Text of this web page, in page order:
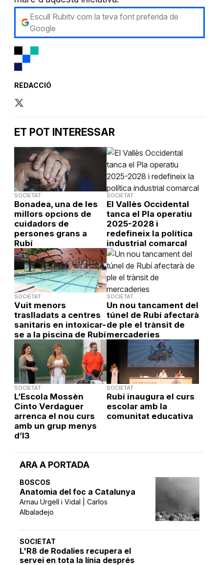
ARA A PORTADA
BOSCOS
Anatomia del foc a Catalunya
Arnau Urgell i Vidal | Carlos
Albaladejo
SOCIETAT
L'R8 de Rodalies recupera el
servei en tota la línia després
Escull Rubitv com la teva font preferida de
Google
REDACCIÓ
ET POT INTERESSAR
SOCIETAT
Bonadea, una de les
millors opcions de
cuidadors de
persones grans a
Rubí
SOCIETAT
El Vallès Occidental
tanca el Pla operatiu
2025-2028 i
redefineix la política
industrial comarcal
SOCIETAT
Vuit menors
traslladats a centres
sanitaris en intoxicar-
se a la piscina de Rubí
SOCIETAT
Un nou tancament del
túnel de Rubí afectarà
de ple el trànsit de
mercaderies
SOCIETAT
L’Escola Mossèn
Cinto Verdaguer
arrenca el nou curs
amb un grup menys
d’I3
SOCIETAT
Rubí inaugura el curs
escolar amb la
comunitat educativa